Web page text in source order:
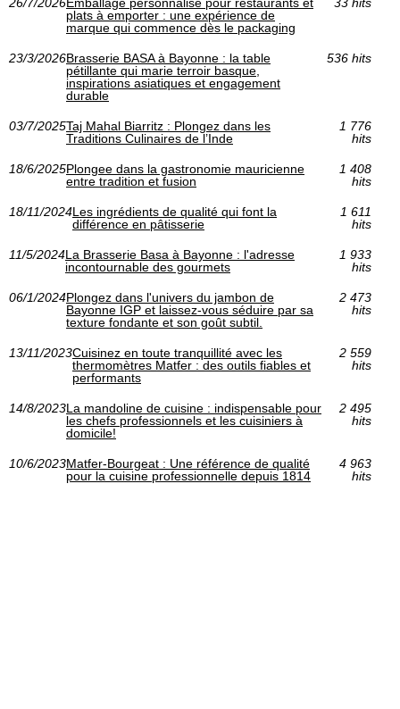
26/7/2026Emballage personnalisé pour restaurants et
plats à emporter : une expérience de
marque qui commence dès le packaging
33 hits
23/3/2026Brasserie BASA à Bayonne : la table
pétillante qui marie terroir basque,
inspirations asiatiques et engagement
durable
536 hits
03/7/2025Taj Mahal Biarritz : Plongez dans les
Traditions Culinaires de l’Inde
1 776
hits
18/6/2025Plongee dans la gastronomie mauricienne
entre tradition et fusion
1 408
hits
18/11/2024Les ingrédients de qualité qui font la
différence en pâtisserie
1 611
hits
11/5/2024La Brasserie Basa à Bayonne : l'adresse
incontournable des gourmets
1 933
hits
06/1/2024Plongez dans l'univers du jambon de
Bayonne IGP et laissez-vous séduire par sa
texture fondante et son goût subtil.
2 473
hits
13/11/2023Cuisinez en toute tranquillité avec les
thermomètres Matfer : des outils fiables et
performants
2 559
hits
14/8/2023La mandoline de cuisine : indispensable pour
les chefs professionnels et les cuisiniers à
domicile!
2 495
hits
10/6/2023Matfer-Bourgeat : Une référence de qualité
pour la cuisine professionnelle depuis 1814
4 963
hits